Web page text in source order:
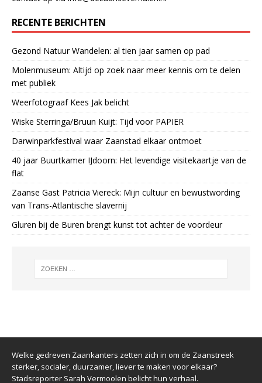
RECENTE BERICHTEN
Gezond Natuur Wandelen: al tien jaar samen op pad
Molenmuseum: Altijd op zoek naar meer kennis om te delen
met publiek
Weerfotograaf Kees Jak belicht
Wiske Sterringa/Bruun Kuijt: Tijd voor PAPIER
Darwinparkfestival waar Zaanstad elkaar ontmoet
40 jaar Buurtkamer IJdoorn: Het levendige visitekaartje van de
flat
Zaanse Gast Patricia Viereck: Mijn cultuur en bewustwording
van Trans-Atlantische slavernij
Gluren bij de Buren brengt kunst tot achter de voordeur
Welke gedreven Zaankanters zetten zich in om de Zaanstreek
sterker, socialer, duurzamer, liever te maken voor elkaar?
Stadsreporter Sarah Vermoolen belicht hun verhaal.